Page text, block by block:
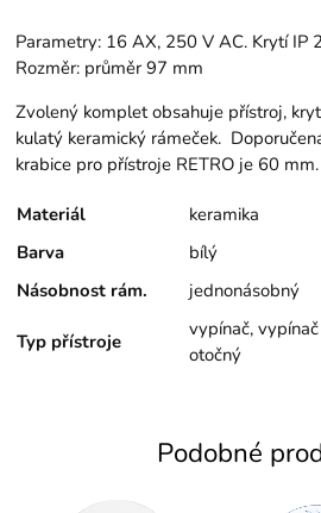
Parametry: 16 AX, 250 V AC. Krytí IP
Rozměr: průměr 97 mm
Zvolený komplet obsahuje přístroj,
kulatý keramický rámeček.
krabice pro přístroje RETRO je 60 mm.
Materiál
keramika
Barva
bílý
Násobnost rám.
jednonásobný
Typ přístroje
vypínač, vypínač
otočný
Podobné